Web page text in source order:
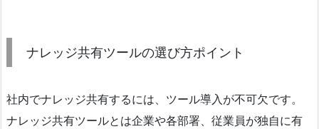
ナレッジ共有ツールの選び方ポイント
社内でナレッジ共有するには、ツール導入が不可欠です。
ナレッジ共有ツールとは企業や各部署、従業員が独自に有